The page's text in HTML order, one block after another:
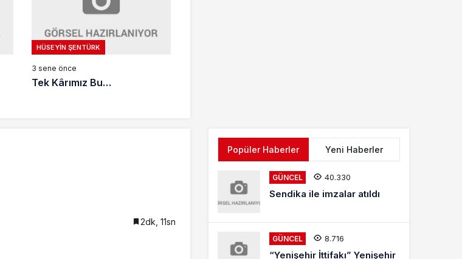
HÜSEYIN ŞENTÜRK
3 sene önce
Tek Kârımız Bu…
2dk, 11sn
Popüler Haberler Yeni Haberler
GÜNCEL 40.330
Sendika ile imzalar atıldı
GÜNCEL 8.716
“Yenişehir İttifakı” Yenişehir